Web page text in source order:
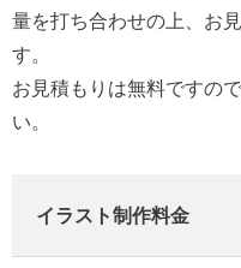
量を打ち合わせの上、お
す。
お見積もりは無料ですの
い。
イラスト制作料金